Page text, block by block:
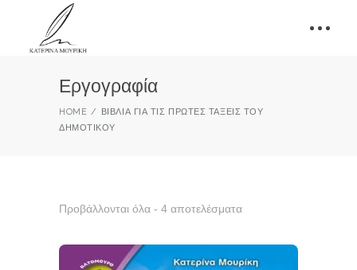
Εργογραφία
HOME
ΒΙΒΛΊΑ ΓΙΑ ΤΙΣ ΠΡΏΤΕΣ ΤΆΞΕΙΣ ΤΟΥ
ΔΗΜΟΤΙΚΟΎ
Προβάλλονται όλα - 4 αποτελέσματα